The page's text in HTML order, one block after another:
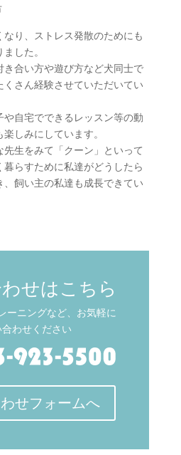
り、ストレス発散のためにも
した。
合い方や遊び方など犬同士で
くさん経験させていただいてい
自宅でできるレッスン等の動
しみにしています。
生をみて「クーン」といって
らすために私達がどうしたら
、飼い主の私達も成長できてい
せはこちら
ーニングなど、お気軽に
合わせください
せフォームへ